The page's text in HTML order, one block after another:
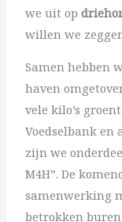
we uit op
willen we
Samen hebben
haven
vele kilo’s
Voedselbank en
zijn we
M4H”.De
samenwerking
betrokken